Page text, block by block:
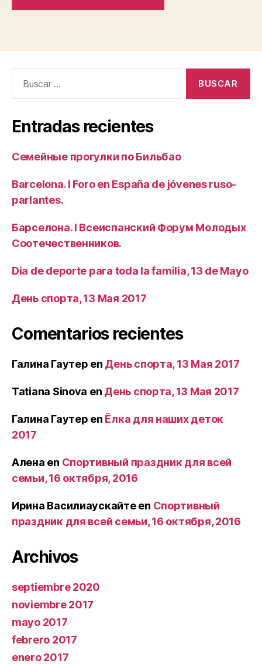
Entradas recientes
Семейные прогулки по Бильбао
Barcelona. I Foro en España de jóvenes ruso-
parlantes.
Барселона. I Всеиспанский Форум Молодых
Соотечественников.
Dia de deporte para toda la familia, 13 de Mayo
День спорта, 13 Мая 2017
Comentarios recientes
Галина Гаутер en День спорта, 13 Мая 2017
Tatiana Sinova en День спорта, 13 Мая 2017
Галина Гаутер en Ёлка для наших деток
2017
Алена en Спортивный праздник для всей
семьи, 16 октября, 2016
Ирина Василиаускайтеen Спортивный
праздник для всей семьи, 16 октября, 2016
Archivos
septiembre 2020
noviembre 2017
mayo 2017
febrero 2017
enero 2017